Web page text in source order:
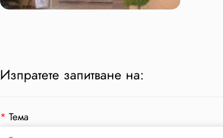
Изпратете запитване на:
*Тема